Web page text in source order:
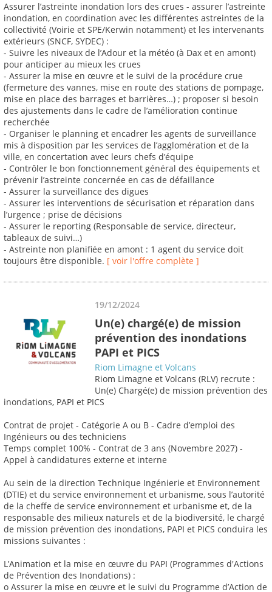
Assurer l’astreinte inondation lors des crues - assurer l’astreinte
inondation, en coordination avec les différentes astreintes de la
collectivité (Voirie et SPE/Kerwin notamment) et les intervenants
extérieurs (SNCF, SYDEC) :
- Suivre les niveaux de l’Adour et la météo (à Dax et en amont)
pour anticiper au mieux les crues
- Assurer la mise en œuvre et le suivi de la procédure crue
(fermeture des vannes, mise en route des stations de pompage,
mise en place des barrages et barrières…) ; proposer si besoin
des ajustements dans le cadre de l’amélioration continue
recherchée
- Organiser le planning et encadrer les agents de surveillance
mis à disposition par les services de l’agglomération et de la
ville, en concertation avec leurs chefs d’équipe
- Contrôler le bon fonctionnement général des équipements et
prévenir l’astreinte concernée en cas de défaillance
- Assurer la surveillance des digues
- Assurer les interventions de sécurisation et réparation dans
l’urgence ; prise de décisions
- Assurer le reporting (Responsable de service, directeur,
tableaux de suivi…)
- Astreinte non planifiée en amont : 1 agent du service doit
toujours être disponible. [ voir l'offre complète ]
19/12/2024
Un(e) chargé(e) de mission
prévention des inondations
PAPI et PICS
Riom Limagne et Volcans
Riom Limagne et Volcans (RLV) recrute :
Un(e) Chargé(e) de mission prévention des
inondations, PAPI et PICS
Contrat de projet - Catégorie A ou B - Cadre d’emploi des
Ingénieurs ou des techniciens
Temps complet 100% - Contrat de 3 ans (Novembre 2027) -
Appel à candidatures externe et interne
Au sein de la direction Technique Ingénierie et Environnement
(DTIE) et du service environnement et urbanisme, sous l’autorité
de la cheffe de service environnement et urbanisme et, de la
responsable des milieux naturels et de la biodiversité, le chargé
de mission prévention des inondations, PAPI et PICS conduira les
missions suivantes :
L’Animation et la mise en œuvre du PAPI (Programmes d'Actions
de Prévention des Inondations) :
o Assurer la mise en œuvre et le suivi du Programme d’Action de